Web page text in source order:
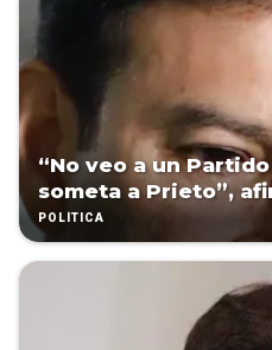
“No veo a un
someta a Prieto”,
POLÍTICA